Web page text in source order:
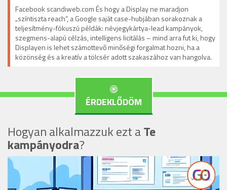
Facebook scandiweb.com És hogy a Display ne maradjon
„színtiszta reach”, a Google saját case-hubjában sorakoznak a
teljesítmény-fókuszú példák: névjegykártya-lead kampányok,
szegmens-alapú célzás, intelligens licitálás – mind arra fut ki, hogy
Displayen is lehet számottevő minőségi forgalmat hozni, ha a
közönség és a kreatív a tölcsér adott szakaszához van hangolva.
ÉRDEKLŐDÖM
Hogyan alkalmazzuk ezt aTe
kampányodra?